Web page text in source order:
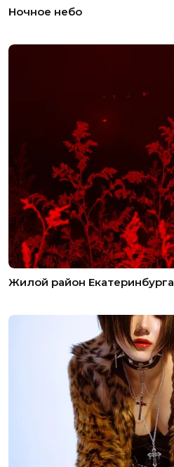
Ночное небо
Жилой район Екатеринбурга